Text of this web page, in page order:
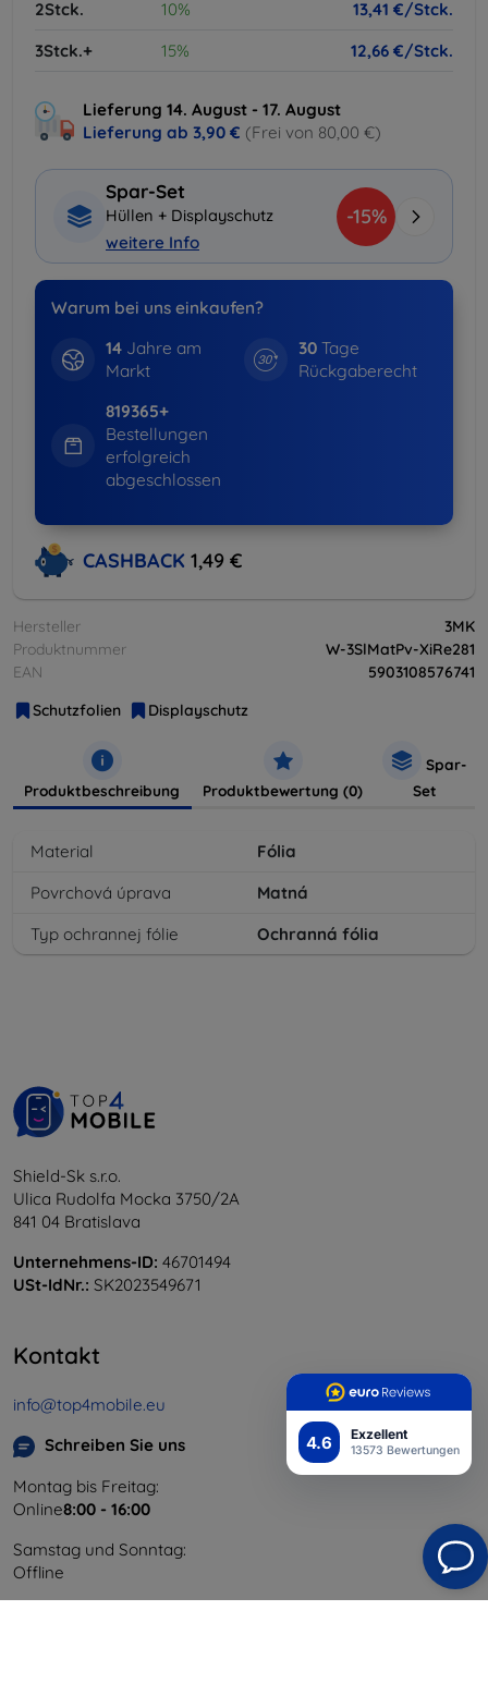
4.6 Exzellent
13573 Bewertungen
2Stck. 10%
13,41 €/Stck.
3Stck.+
15% 12,66 €/Stck.
Lieferung 14. August - 17. August
Lieferung ab 3,90 € (Frei von 80,00 €)
Spar-Set
Hüllen + Displayschutz
weitere Info
-15%
Warum bei uns einkaufen?
14Jahre am
Markt
30 Tage
Rückgaberecht
819365+
Bestellungen
erfolgreich
abgeschlossen
CASHBACK 1,49 €
Hersteller
3MK
Produktnummer
W-3SlMatPv-XiRe281
EAN
5903108576741
Schutzfolien
Displayschutz
Produktbeschreibung Produktbewertung (0)
Spar-
Set
Material
Fólia
Povrchová úprava
Matná
Typ ochrannej fólie
Ochranná fólia
Shield-Sk s.r.o.
Ulica Rudolfa Mocka 3750/2A
841 04 Bratislava
Unternehmens-ID: 46701494
USt-IdNr.: SK2023549671
Kontakt
info@top4mobile.eu
Schreiben Sie uns
Montag bis Freitag:
Online8:00 - 16:00
Samstag und Sonntag:
Offline